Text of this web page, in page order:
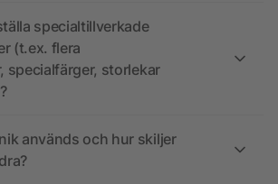
specialtillverkade
(t.ex. flera
specialfärger, storlekar
används och hur skiljer